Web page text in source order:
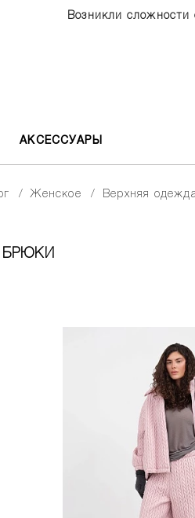
Возникли сложности
АКСЕССУАРЫ
женское верхняя
БРЮКИ